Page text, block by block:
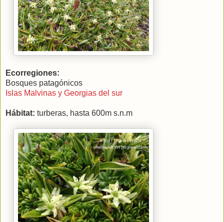
Ecorregiones:
Bosques patagónicos
Islas Malvinas y Georgias del sur
Hábitat: turberas, hasta 600m s.n.m